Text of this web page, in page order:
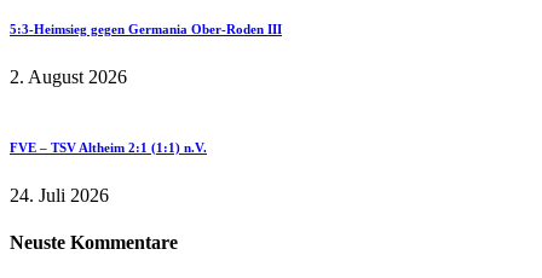
5:3-Heimsieg gegen Germania Ober-Roden III
2. August 2026
FVE – TSV Altheim 2:1 (1:1) n.V.
24. Juli 2026
Neuste Kommentare